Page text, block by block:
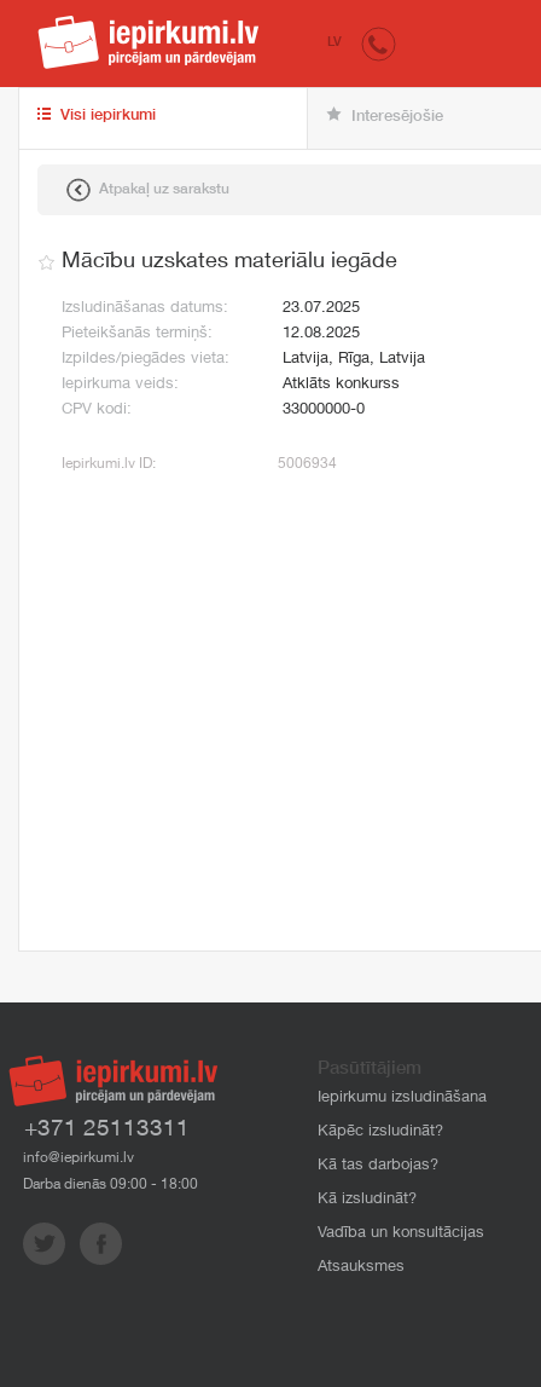
iepirkumi.lv
LV
Visi iepirkumi Interesējošie
Atpakaļ uz sarakstu
Mācību uzskates materiālu iegāde
Izsludināšanas datums:
23.07.2025
Pieteikšanās termiņš:
12.08.2025
Izpildes/piegādes vieta:
Latvija, Rīga, Latvija
Iepirkuma veids:
Atklāts konkurss
CPV kodi:
33000000-0
Iepirkumi.lv ID: 5006934
+371 25113311
info@iepirkumi.lv
Darba dienās 09:00 - 18:00
Pasūtītājiem
Iepirkumu izsludināšana
Kāpēc izsludināt?
Kā tas darbojas?
Kā izsludināt?
Vadība un konsultācijas
Atsauksmes